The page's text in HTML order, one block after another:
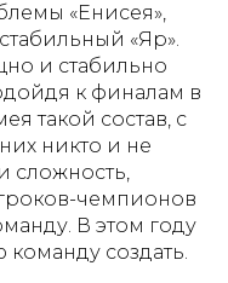
«Енисея»,
«Яр».
и стабильно
к финалам в
такой состав, с
никто и не
сложность,
чемпионов
В этом году
создать.